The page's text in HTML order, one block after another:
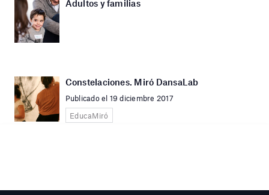
Adultos y familias
Constelaciones. Miró DansaLab
Publicado el 19 diciembre 2017
EducaMiró